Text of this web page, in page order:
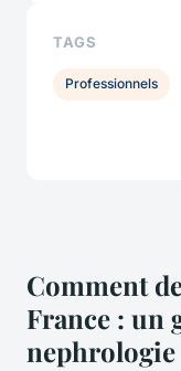
Comment
France : un
nephrologie
TAGS
Professionnels